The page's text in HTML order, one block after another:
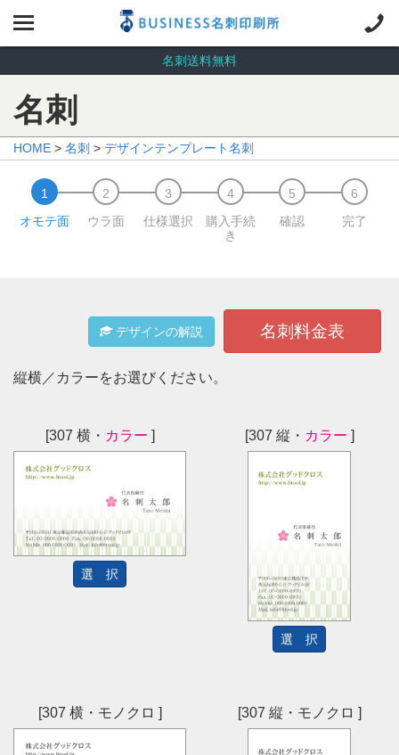
名刺送料無料
名刺
HOME > 名刺 > デザインテンプレート名刺
オモテ面 ウラ面 仕様選択
購入手続
き
確認 完了
デザインの解説 名刺料金表
縦横／カラーをお選びください。
[307 横・ カラー ]
選 択
[307 縦・ カラー ]
選 択
[307 横・モノクロ ] [307 縦・モノクロ ]